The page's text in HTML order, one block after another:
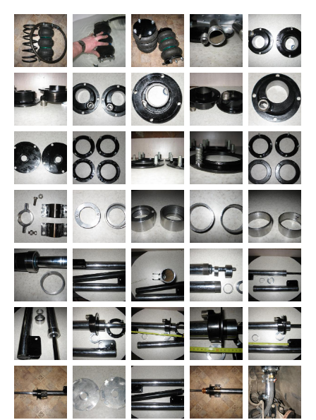
ассоциируется с внедорожниками и коммерческим
транспортом,- но мы не многие... Размеры и масса
автомобиля:Длина х ширина х высот...